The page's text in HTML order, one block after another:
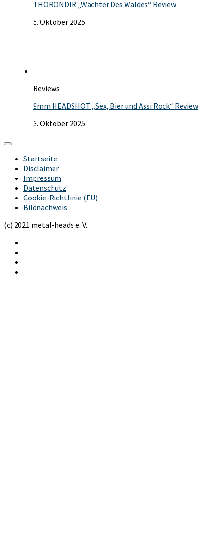
THORONDIR „Wächter Des Waldes“ Review
5. Oktober 2025
Reviews
9mm HEADSHOT „Sex, Bier und Assi Rock“ Review
3. Oktober 2025
Startseite
Disclaimer
Impressum
Datenschutz
Cookie-Richtlinie (EU)
Bildnachweis
(c) 2021 metal-heads e. V.